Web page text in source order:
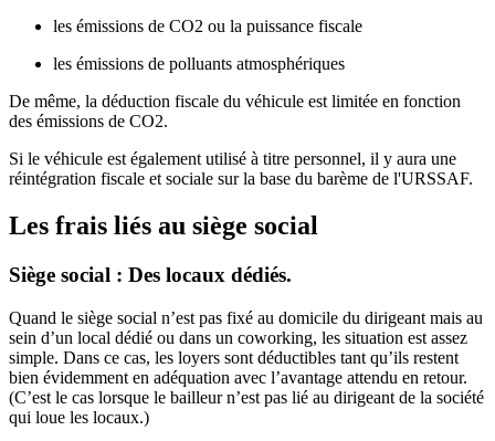
les émissions de CO2 ou la puissance fiscale
les émissions de polluants atmosphériques
De même, la déduction fiscale du véhicule est limitée en fonction
des émissions de CO2.
Si le véhicule est également utilisé à titre personnel, il y aura une
réintégration fiscale et sociale sur la base du barème de l'URSSAF.
Les frais liés au siège social
Siège social : Des locaux dédiés.
Quand le siège social n’est pas fixé au domicile du dirigeant mais au
sein d’un local dédié ou dans un coworking, les situation est assez
simple. Dans ce cas, les loyers sont déductibles tant qu’ils restent
bien évidemment en adéquation avec l’avantage attendu en retour.
(C’est le cas lorsque le bailleur n’est pas lié au dirigeant de la société
qui loue les locaux.)